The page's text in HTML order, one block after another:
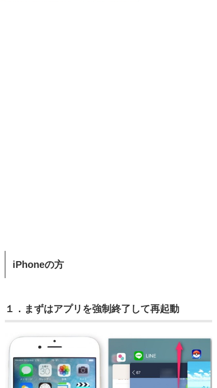
iPhoneの方
１．まずはアプリを強制終了して再起動